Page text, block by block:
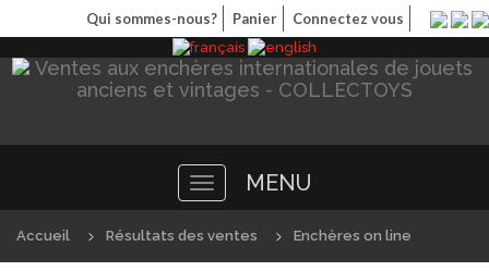
Qui sommes-nous? Panier Connectez vous
Toggle
navigation
MENU
Accueil Résultats des ventes Enchères on line